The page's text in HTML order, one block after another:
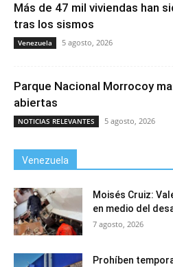
Más de 47 mil viviendas han
tras los sismos
Venezuela 5 agosto, 2026
Parque Nacional Morrocoy
abiertas
NOTICIAS RELEVANTES 5 agosto, 2026
Venezuela
Moisés Cruiz:
en medio del
7 agosto, 2026
Prohíben